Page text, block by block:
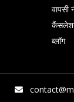
वापसी
ब्लॉग